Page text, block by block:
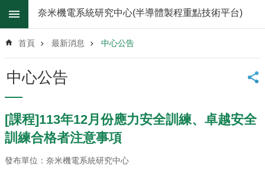
跳到主要內容區塊
階
尋
關
於
我
們
最
新
奈米機電系統研究中心(半導體製程重點技術平台)
首頁 最新消息 中心公告
中心公告
[課程]113年12月份應力安全訓練、卓越安全
訓練合格者注意事項
發布單位：奈米機電系統研究中心